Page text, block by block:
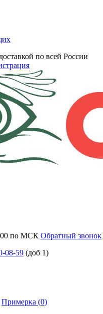
по всей России
по МСК Обратный звонок
08-59 (доб 1)
Примерка (0)